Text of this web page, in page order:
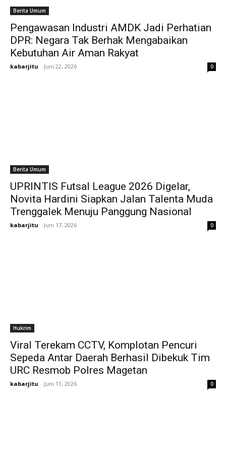
Berita Umum
Pengawasan Industri AMDK Jadi Perhatian
DPR: Negara Tak Berhak Mengabaikan
Kebutuhan Air Aman Rakyat
kabarjitu - Juni 22, 2026 0
Berita Umum
UPRINTIS Futsal League 2026 Digelar,
Novita Hardini Siapkan Jalan Talenta Muda
Trenggalek Menuju Panggung Nasional
kabarjitu - Juni 17, 2026 0
Hukrim
Viral Terekam CCTV, Komplotan Pencuri
Sepeda Antar Daerah Berhasil Dibekuk Tim
URC Resmob Polres Magetan
kabarjitu - Juni 11, 2026 0